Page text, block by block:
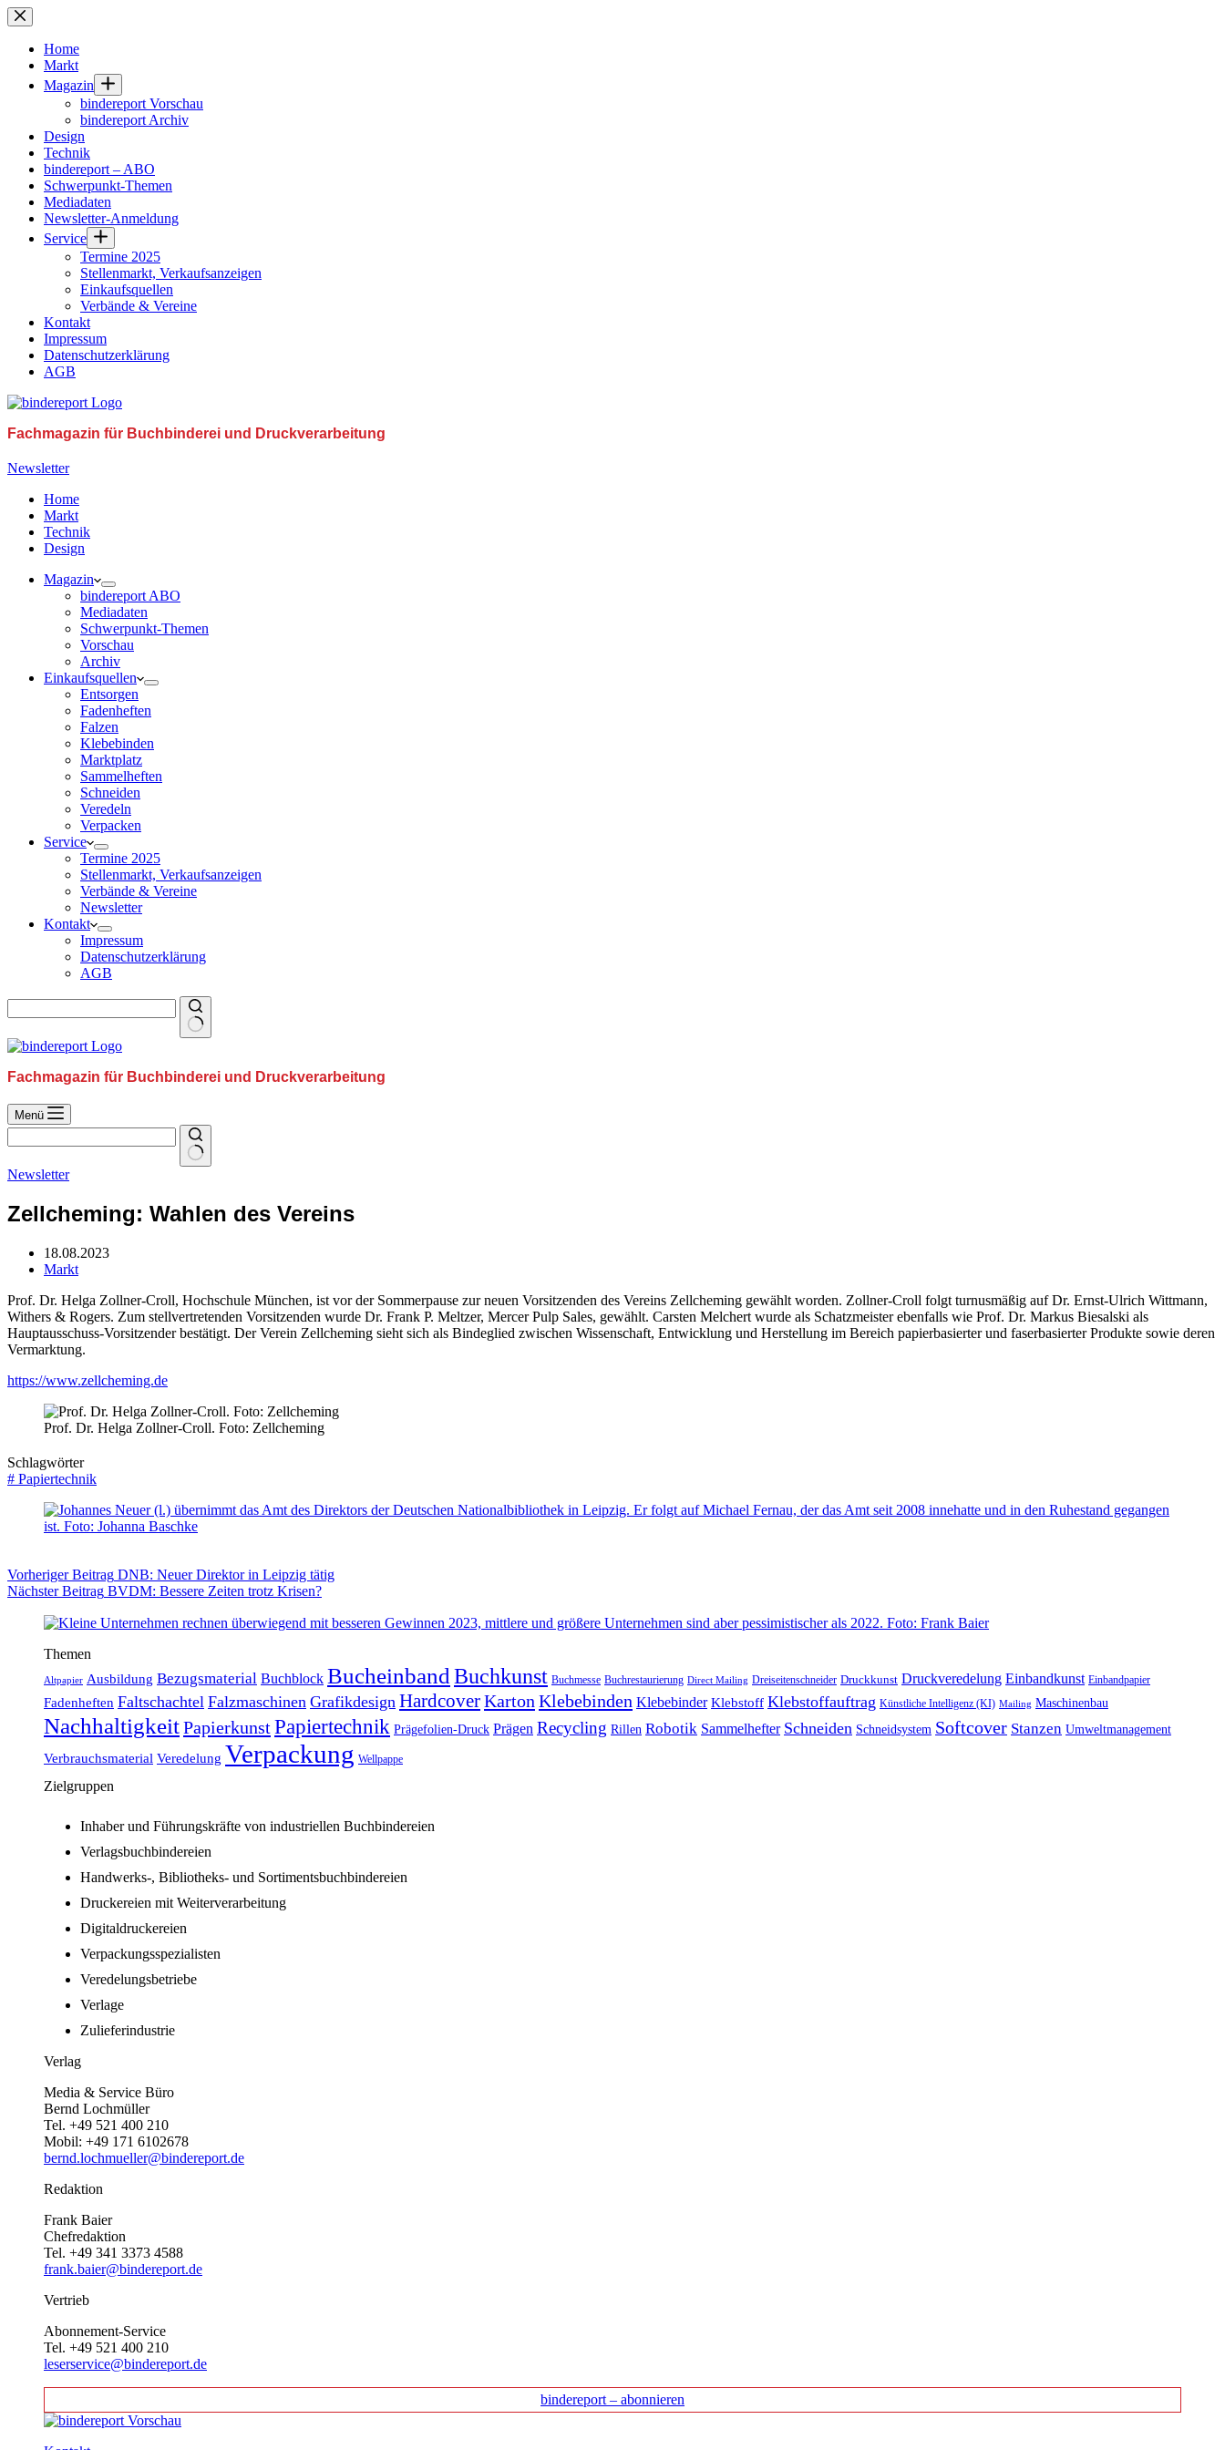
Zum
Inhalt
springenHome
Markt
Magazin
bindereport Vorschau
bindereport Archiv
Design
Technik
bindereport – ABO
Schwerpunkt-Themen
Mediadaten
Newsletter-Anmeldung
Service
Termine 2025
Stellenmarkt, Verkaufsanzeigen
Einkaufsquellen
Verbände & Vereine
Kontakt
Impressum
Datenschutzerklärung
AGB
Fachmagazin für Buchbinderei und Druckverarbeitung
Newsletter
Home
Markt
Technik
Design
Magazin
bindereport ABO
Mediadaten
Schwerpunkt-Themen
Vorschau
Archiv
Einkaufsquellen
Entsorgen
Fadenheften
Falzen
Klebebinden
Marktplatz
Sammelheften
Schneiden
Veredeln
Verpacken
Service
Termine 2025
Stellenmarkt, Verkaufsanzeigen
Verbände & Vereine
Newsletter
Kontakt
Impressum
Datenschutzerklärung
AGB
Fachmagazin für Buchbinderei und Druckverarbeitung
Menü
Newsletter
Zellcheming: Wahlen des Vereins
18.08.2023
Markt
Prof. Dr. Helga Zollner-Croll, Hochschule München, ist vor der Sommerpause zur neuen Vorsitzenden des Vereins Zellcheming gewählt worden. Zollner-Croll folgt turnusmäßig auf Dr. Ernst-Ulrich Wittmann,
Withers & Rogers. Zum stellvertretenden Vorsitzenden wurde Dr. Frank P. Meltzer, Mercer Pulp Sales, gewählt. Carsten Melchert wurde als Schatzmeister ebenfalls wie Prof. Dr. Markus Biesalski als
Hauptausschuss-Vorsitzender bestätigt. Der Verein Zellcheming sieht sich als Bindeglied zwischen Wissenschaft, Entwicklung und Herstellung im Bereich papierbasierter und faserbasierter Produkte sowie deren
Vermarktung.
https://www.zellcheming.de
Prof. Dr. Helga Zollner-Croll. Foto: Zellcheming
Schlagwörter
# Papiertechnik
VorherigerBeitrag DNB: Neuer Direktor in Leipzig tätig
NächsterBeitrag BVDM: Bessere Zeiten trotz Krisen?
Themen
Altpapier Ausbildung Bezugsmaterial Buchblock BucheinbandBuchkunst Buchmesse Buchrestaurierung Direct Mailing Dreiseitenschneider Druckkunst Druckveredelung Einbandkunst Einbandpapier
Fadenheften Faltschachtel Falzmaschinen Grafikdesign HardcoverKarton Klebebinden Klebebinder Klebstoff Klebstoffauftrag Künstliche Intelligenz (KI) Mailing Maschinenbau
NachhaltigkeitPapierkunstPapiertechnik Prägefolien-Druck Prägen Recycling Rillen Robotik Sammelhefter Schneiden Schneidsystem Softcover Stanzen Umweltmanagement
Verbrauchsmaterial Veredelung Verpackung Wellpappe
Zielgruppen
Inhaber und Führungskräfte von industriellen Buchbindereien
Verlagsbuchbindereien
Handwerks-, Bibliotheks- und Sortimentsbuchbindereien
Druckereien mit Weiterverarbeitung
Digitaldruckereien
Verpackungsspezialisten
Veredelungsbetriebe
Verlage
Zulieferindustrie
Verlag
Media & Service Büro
Bernd Lochmüller
Tel. +49 521 400 210
Mobil: +49 171 6102678
bernd.lochmueller@bindereport.de
Redaktion
Frank Baier
Chefredaktion
Tel. +49 341 3373 4588
frank.baier@bindereport.de
Vertrieb
Abonnement-Service
Tel. +49 521 400 210
leserservice@bindereport.de
bindereport – abonnieren